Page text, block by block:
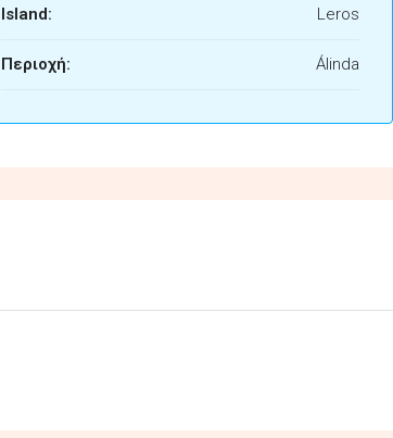
Island: Leros
Περιοχή: Álinda